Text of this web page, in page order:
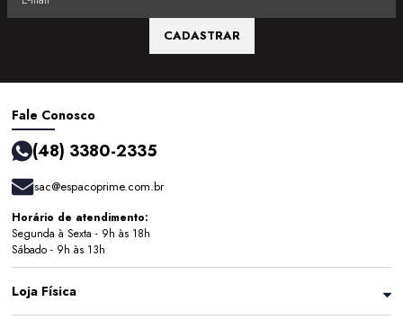
CADASTRAR
Fale Conosco
(48) 3380-2335
sac@espacoprime.com.br
Horário de atendimento:
Segunda à Sexta - 9h às 18h
Sábado - 9h às 13h
Loja Física